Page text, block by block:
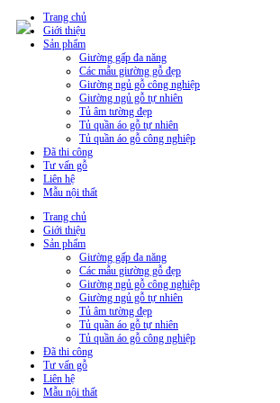
Trang chủ
Giới thiệu
Sản phẩm
Giường gấp đa năng
Các mẫu giường gỗ đẹp
Giường ngủ gỗ công nghiệp
Giường ngủ gỗ tự nhiên
Tủ âm tường đẹp
Tủ quần áo gỗ tự nhiên
Tủ quần áo gỗ công nghiệp
Đã thi công
Tư vấn gỗ
Liên hệ
Mẫu nội thất
Trang chủ
Giới thiệu
Sản phẩm
Giường gấp đa năng
Các mẫu giường gỗ đẹp
Giường ngủ gỗ công nghiệp
Giường ngủ gỗ tự nhiên
Tủ âm tường đẹp
Tủ quần áo gỗ tự nhiên
Tủ quần áo gỗ công nghiệp
Đã thi công
Tư vấn gỗ
Liên hệ
Mẫu nội thất